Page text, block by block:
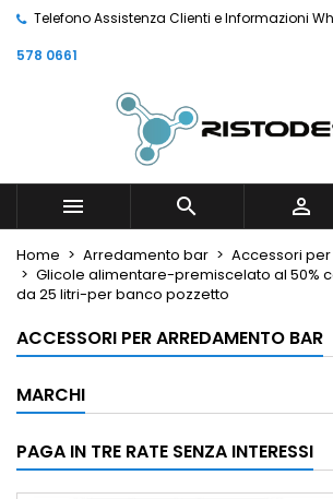
Telefono Assistenza Clienti e Informazioni
578 0661
  
Home Arredamento bar
Accessori
Glicole alimentare-premiscelato al 50%
da 25 litri-per banco pozzetto
ACCESSORI PER ARREDAMENTO BAR
MARCHI
PAGA IN TRE RATE SENZA INTERESSI